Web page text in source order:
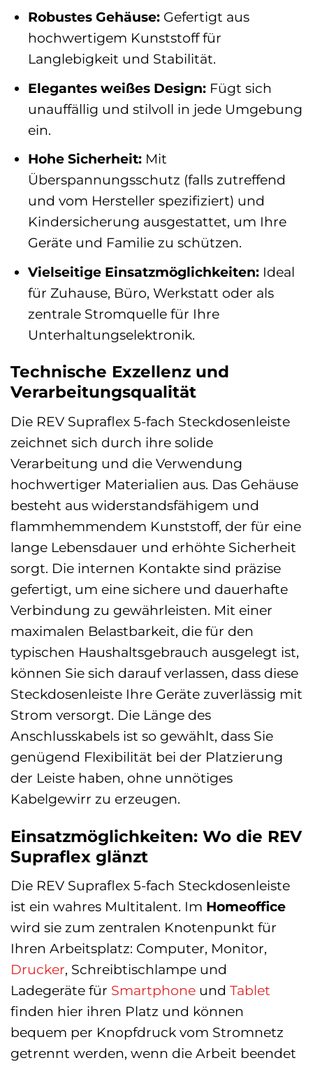
Robustes Gehäuse:Gefertigt aus
hochwertigem Kunststoff für
Langlebigkeit und Stabilität.
Elegantes weißes Design:Fügt sich
unauffällig und stilvoll in jede Umgebung
ein.
Hohe Sicherheit:Mit
Überspannungsschutz (falls zutreffend
und vom Hersteller spezifiziert) und
Kindersicherung ausgestattet, um Ihre
Geräte und Familie zu schützen.
Vielseitige Einsatzmöglichkeiten:Ideal
für Zuhause, Büro, Werkstatt oder als
zentrale Stromquelle für Ihre
Unterhaltungselektronik.
Technische Exzellenz und
Verarbeitungsqualität
Die REV Supraflex 5-fach Steckdosenleiste
zeichnet sich durch ihre solide
Verarbeitung und die Verwendung
hochwertiger Materialien aus. Das Gehäuse
besteht aus widerstandsfähigem und
flammhemmendem Kunststoff, der für eine
lange Lebensdauer und erhöhte Sicherheit
sorgt. Die internen Kontakte sind präzise
gefertigt, um eine sichere und dauerhafte
Verbindung zu gewährleisten. Mit einer
maximalen Belastbarkeit, die für den
typischen Haushaltsgebrauch ausgelegt ist,
können Sie sich darauf verlassen, dass diese
Steckdosenleiste Ihre Geräte zuverlässig mit
Strom versorgt. Die Länge des
Anschlusskabels ist so gewählt, dass Sie
genügend Flexibilität bei der Platzierung
der Leiste haben, ohne unnötiges
Kabelgewirr zu erzeugen.
Einsatzmöglichkeiten: Wo die REV
Supraflex glänzt
Die REV Supraflex 5-fach Steckdosenleiste
ist ein wahres Multitalent. Im Homeoffice
wird sie zum zentralen Knotenpunkt für
Ihren Arbeitsplatz: Computer, Monitor,
Drucker, Schreibtischlampe und
Ladegeräte für Smartphone und Tablet
finden hier ihren Platz und können
bequem per Knopfdruck vom Stromnetz
getrennt werden, wenn die Arbeit beendet